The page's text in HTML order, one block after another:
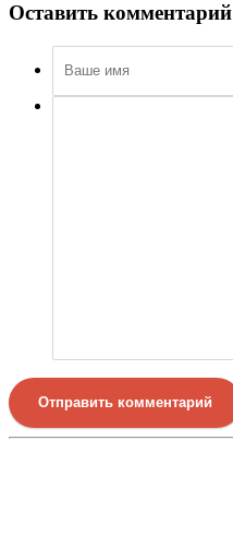
Оставить комментарий
Отправить комментарий